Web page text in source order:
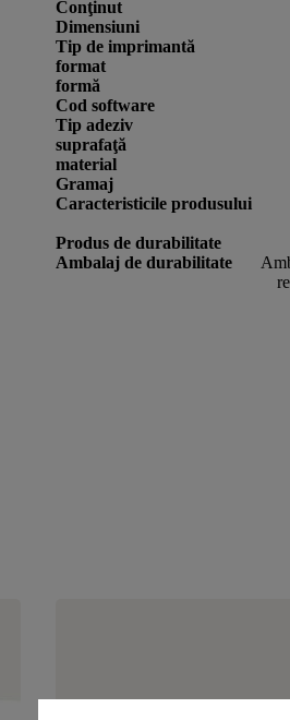
Conţinut
Dimensiuni
Tip de imprimantă
format
formă
Cod software
Tip adeziv
suprafaţă
material
Gramaj
Caracteristicile produsului
Produs de durabilitate
Ambalaj de durabilitate